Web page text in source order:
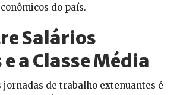
do país.
Salários
a Classe Média
jornadas de trabalho extenuantes é